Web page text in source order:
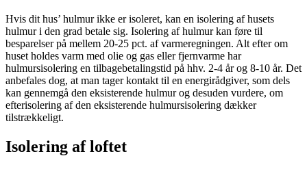
Hvis dit hus’ hulmur ikke er isoleret, kan en isolering af husets
hulmur i den grad betale sig. Isolering af hulmur kan føre til
besparelser på mellem 20-25 pct. af varmeregningen. Alt efter om
huset holdes varm med olie og gas eller fjernvarme har
hulmursisolering en tilbagebetalingstid på hhv. 2-4 år og 8-10 år. Det
anbefales dog, at man tager kontakt til en energirådgiver, som dels
kan gennemgå den eksisterende hulmur og desuden vurdere, om
efterisolering af den eksisterende hulmursisolering dækker
tilstrækkeligt.
Isolering af loftet